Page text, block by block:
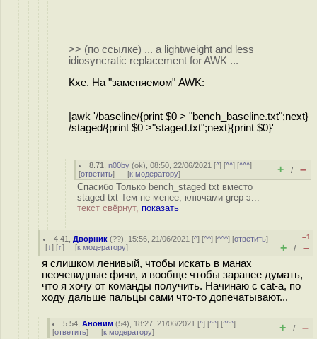
>> (по ссылке) ... a lightweight and less
idiosyncratic replacement for AWK ...
Кхе. На "заменяемом" AWK:
|awk '/baseline/{print $0 > "bench_baseline.txt";next}
/staged/{print $0 >"staged.txt";next}{print $0}'
8.71 ,n00by (ok), 08:50, 22/06/2021 [^] [^^] [^^^]
[ответить] [к модератору] + / –
Спасибо Только bench_staged txt вместо
staged txt Тем не менее, ключами grep э...
текст свёрнут, показать
4.41 ,Дворник (??), 15:56, 21/06/2021 [^] [^^] [^^^] [ответить]
[↓] [↑] [к модератору]
–1
+ / –
я слишком ленивый, чтобы искать в манах
неочевидные фичи, и вообще чтобы заранее думать,
что я хочу от команды получить. Начинаю с cat-а, по
ходу дальше пальцы сами что-то допечатывают...
5.54 ,Аноним (54), 18:27, 21/06/2021 [^] [^^] [^^^]
[ответить] [к модератору] + / –